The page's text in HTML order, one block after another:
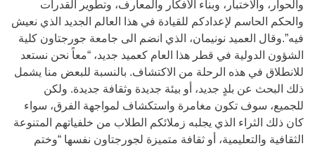
والحوار، والاختبار، وبناء الأفكار والمعارف، وتطوير القدرات
والحكم الحاسم لإعدادكم للقيادة في هذا العالم الجديد الذي نعيش
فيه”.وقال العميد نونيمان، الذي انضم الى جامعة جورجتاون كلية
الشؤون الدولية في قطر هذا العام كعميد جديد، “معاً نحن نستعد
للانطلاق في هذه الرحلة من الاكتشاف. بالنسبة للبعض منا يشمل
ذلك البحث عن بلدٍ جديد، أو بيئة جديدة وثقافة جديدة. ولكن
للجميع، سوف تكون مغامرة واستكشاف لمواجهة الفرق، سواء
كان ذلك الثراء الذي يجلبه زملائكم الطلاب من خلفياتهم المتنوعة
الثقافية والتعليمية، أو ثقافة متميزة لجورجتاون نفسها “وختم